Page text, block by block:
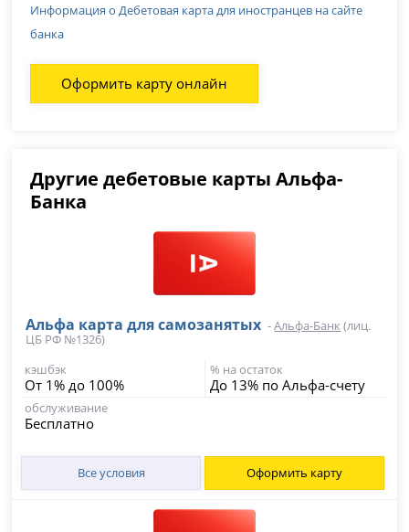
Информация о Дебетовая карта для иностранцев на сайте
банка
Оформить карту онлайн
Другие дебетовые карты Альфа-
Банка
Альфа карта для самозанятых -Альфа-Банк (лиц.
ЦБ РФ №1326)
кэшбэк
От 1% до 100%
% на остаток
До 13% по Альфа-счету
обслуживание
Бесплатно
Все условия Оформить карту